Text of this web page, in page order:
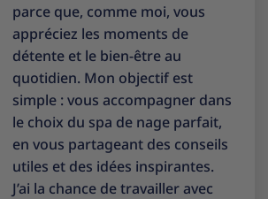
parce que, comme moi, vous
appréciez les moments de
détente et le bien-être au
quotidien. Mon objectif est
simple : vous accompagner dans
le choix du spa de nage parfait,
en vous partageant des conseils
utiles et des idées inspirantes.
J’ai la chance de travailler avec